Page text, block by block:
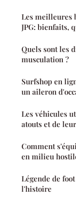
Les meilleures
JPG: bienfaits,
Quels sont les
musculation ?
Surfshop en
un aileron
Les véhicules
atouts et de
Comment
en milieu
Légende de
l'histoire